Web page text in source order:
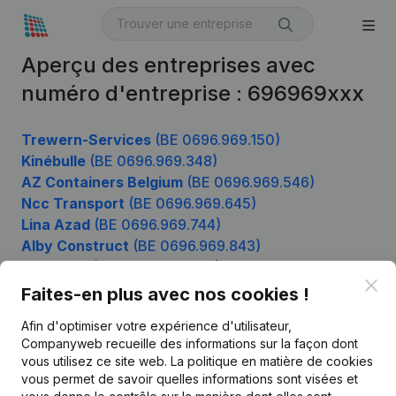
Aperçu des entreprises avec
numéro d'entreprise : 696969xxx
Trewern-Services (BE 0696.969.150)
Kinébulle (BE 0696.969.348)
AZ Containers Belgium (BE 0696.969.546)
Ncc Transport (BE 0696.969.645)
Lina Azad (BE 0696.969.744)
Alby Construct (BE 0696.969.843)
Faites-en plus avec nos cookies !
Afin d'optimiser votre expérience d'utilisateur,
Companyweb recueille des informations sur la façon dont
vous utilisez ce site web. La politique en matière de cookies
vous permet de savoir quelles informations sont visées et
Produit
Informations d’entreprise